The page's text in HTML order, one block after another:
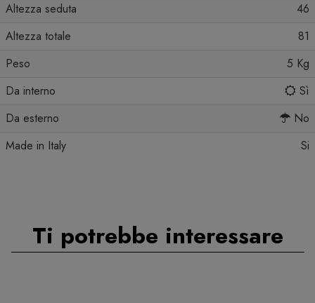
Altezza seduta
46
Altezza totale
81
Peso
5 Kg
Da interno
Sì
Da esterno
No
Made in Italy
Si
Ti potrebbe interessare